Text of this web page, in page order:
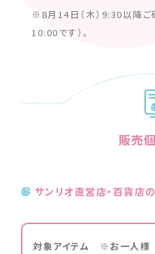
※8月14日（木）9:30以降ご
10:00です）。
販売
サンリオ直営店・百貨店
対象アイテム ※お一人様